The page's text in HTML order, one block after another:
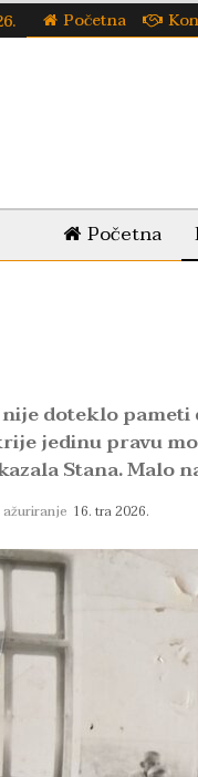
Početna
Početna
doteklo pameti
jedinu pravu
Stana. Malo
16. tra 2026.